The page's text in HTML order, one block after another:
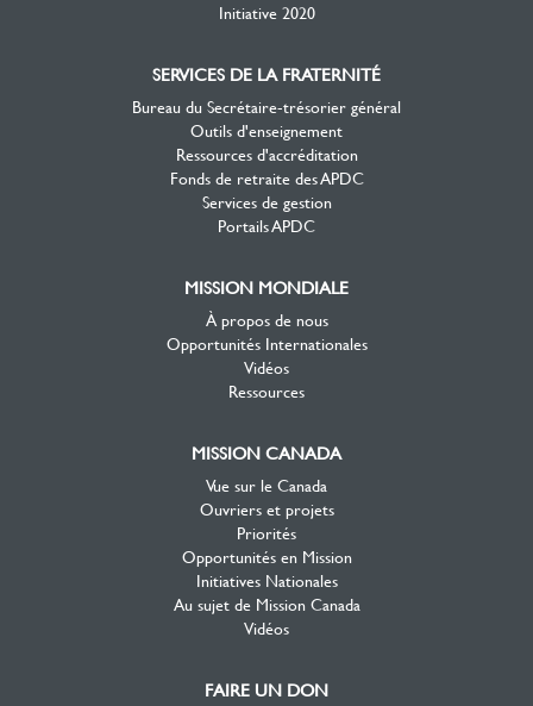
Initiative 2020
SERVICES DE LA FRATERNITÉ
Bureau du Secrétaire-trésorier général
Outils d'enseignement
Ressources d'accréditation
Fonds de retraite des APDC
Services de gestion
Portails APDC
MISSION MONDIALE
À propos de nous
Opportunités Internationales
Vidéos
Ressources
MISSION CANADA
Vue sur le Canada
Ouvriers et projets
Priorités
Opportunités en Mission
Initiatives Nationales
Au sujet de Mission Canada
Vidéos
FAIRE UN DON